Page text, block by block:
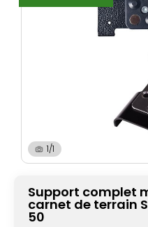
1/1
Support complet
carnet de terrain
50